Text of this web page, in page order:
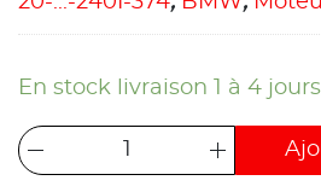
En stock livraison 1 à 4